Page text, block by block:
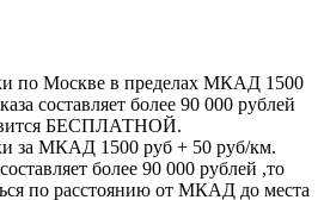
по Москве в пределах МКАД 1500
составляет более 90 000 рублей
БЕСПЛАТНОЙ.
за МКАД 1500 руб + 50 руб/км.
более 90 000 рублей ,то
по расстоянию от МКАД до места